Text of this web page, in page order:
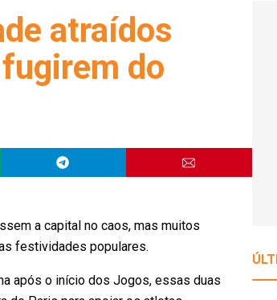
atraídos
do
a capital no caos, mas muitos
festividades populares.
após o início dos Jogos, essas duas